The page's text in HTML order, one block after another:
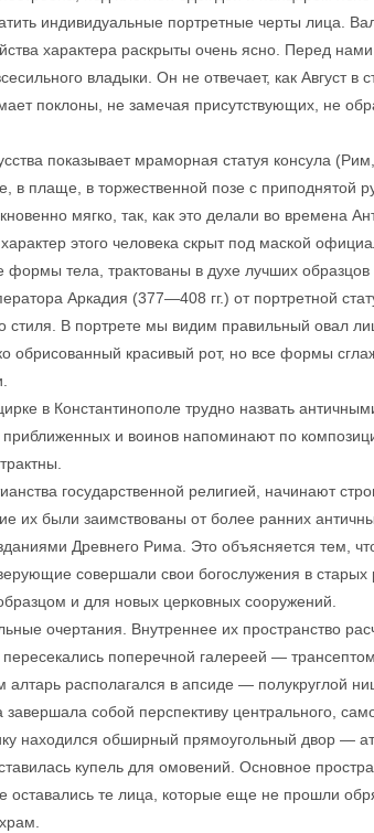
индивидуальные портретные черты лица.
характера раскрыты очень ясно. Перед
владыки. Он не отвечает, как Август в
поклоны, не замечая присутствующих, не
показывает мраморная статуя консула
в плаще, в торжественной позе с приподнятой
мягко, так, как это делали во времена
этого человека скрыт под маской
тела, трактованы в духе лучших образцов
Аркадия (377—408 гг.) от портретной
стиля. В портрете мы видим правильный овал
обрисованный красивый рот, но все формы
в Константинополе трудно назвать
и воинов напоминают по
государственной религией, начинают
их были заимствованы от более ранних
Древнего Рима. Это объясняется тем,
совершали свои богослужения в старых
и для новых церковных сооружений.
очертания. Внутреннее их пространство
поперечной галереей — трансептом
располагался в апсиде — полукруглой
собой перспективу центрального,
находился обширный прямоугольный двор —
купель для омовений. Основное
те лица, которые еще не прошли